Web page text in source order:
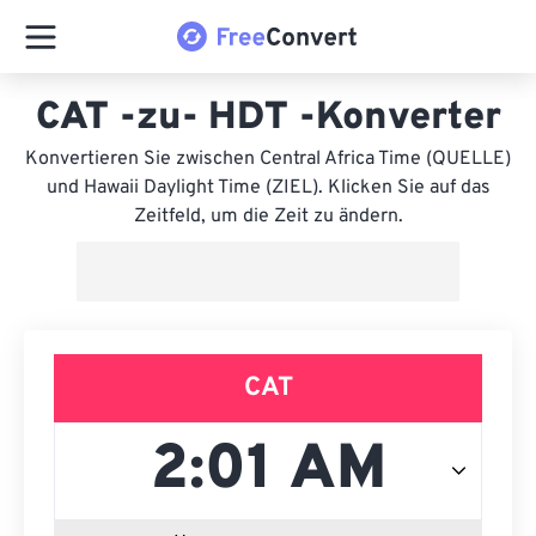
CAT -zu- HDT -Konverter
Konvertieren Sie zwischen Central Africa Time (QUELLE)
und Hawaii Daylight Time (ZIEL). Klicken Sie auf das
Zeitfeld, um die Zeit zu ändern.
CAT